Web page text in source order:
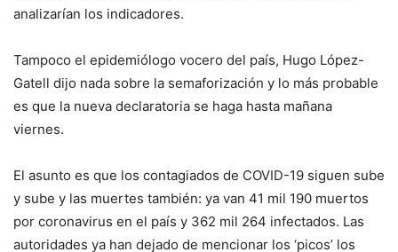
analizarían los indicadores.
Tampoco el epidemiólogo vocero del país, Hugo López-
Gatell dijo nada sobre la semaforización y lo más probable
es que la nueva declaratoria se haga hasta mañana
viernes.
El asunto es que los contagiados de COVID-19 siguen sube
y sube y las muertes también: ya van 41 mil 190 muertos
por coronavirus en el país y 362 mil 264 infectados. Las
autoridades ya han dejado de mencionar los ‘picos’ los